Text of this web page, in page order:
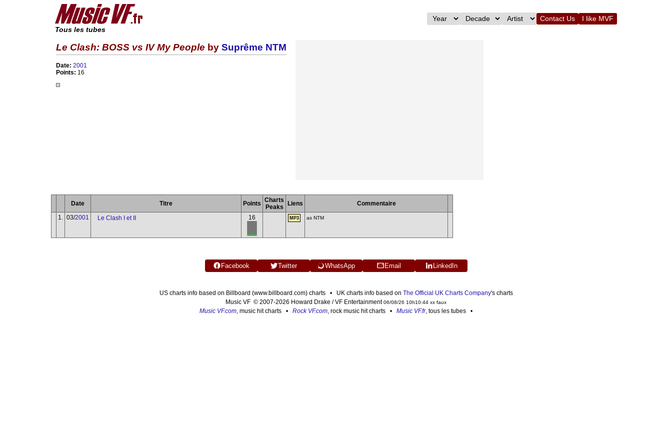
Tous les tubes
Contact Us I like MVF
Le Clash: BOSS vs IV My People by Suprême NTM
Date: 2001
Points: 16
Date Titre Points Charts
Peaks
Liens
Commentaire
1.
03/2001 Le Clash I et II 16 MP3 as NTM
Facebook Twitter WhatsApp Email LinkedIn
US charts info based on Billboard (www.billboard.com) charts • UK charts info based on The Official UK Charts Company's charts
Music VF © 2007-2026 Howard Drake / VF Entertainment06/08/26 10h10:44 xx faux
Music VF.com , music hit charts • Rock VF.com , rock music hit charts • Music VF.fr, tous les tubes •